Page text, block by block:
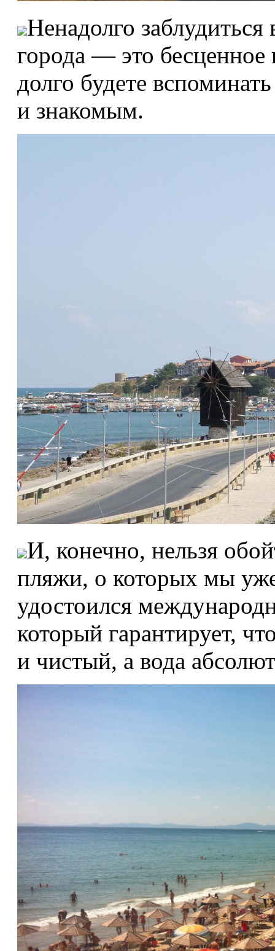
Ненадолго заблудиться
города — это бесценное
долго будете
и знакомым.
И, конечно, нельзя
пляжи, о которых мы
удостоился
который гарантирует,
и чистый, а вода